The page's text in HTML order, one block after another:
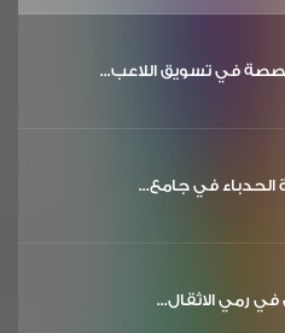
في تسويق اللاعب...
الحدباء في جامع...
رمي الاثقال...